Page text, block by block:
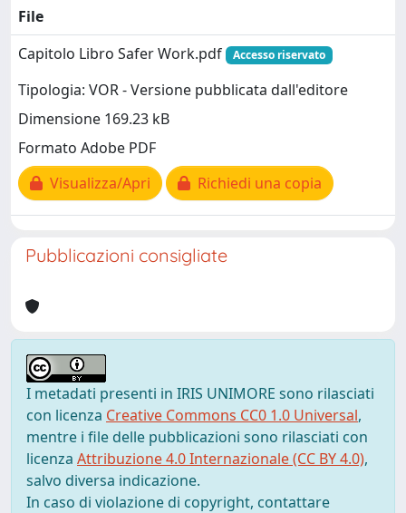
File
Capitolo Libro Safer Work.pdf
Accesso riservato
Tipologia: VOR - Versione pubblicata dall'editore
Dimensione 169.23 kB
Formato Adobe PDF
Visualizza/Apri
Richiedi una copia
Pubblicazioni consigliate
I metadati presenti in IRIS UNIMORE sono rilasciati
con licenza Creative Commons CC0 1.0 Universal,
mentre i file delle pubblicazioni sono rilasciati con
licenza Attribuzione 4.0 Internazionale (CC BY 4.0),
salvo diversa indicazione.
In caso di violazione di copyright, contattare